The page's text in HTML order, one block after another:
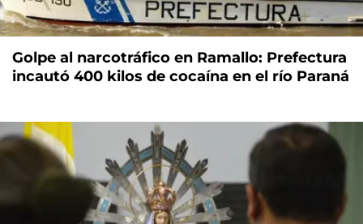
Golpe al narcotráfico en Ramallo: Prefectura
incautó 400 kilos de cocaína en el río Paraná